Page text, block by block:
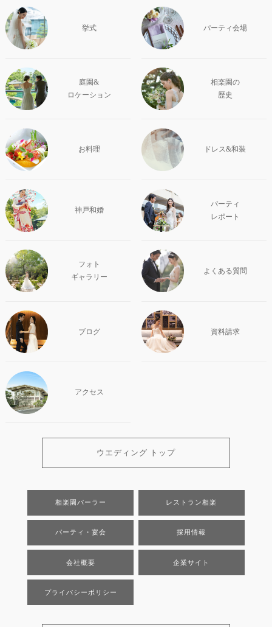
挙式 パーティ会場
庭園&
ロケーション
相楽園の
歴史
お料理 ドレス&和装
神戸和婚
パーティ
レポート
フォト
ギャラリー
よくある質問
ブログ 資料請求
アクセス
ウエディング トップ
相楽園パーラー レストラン相楽
パーティ・宴会 採用情報
会社概要 企業サイト
プライバシーポリシー